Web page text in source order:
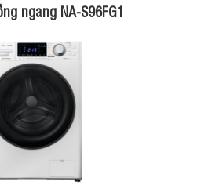
ngang NA-S96FG1